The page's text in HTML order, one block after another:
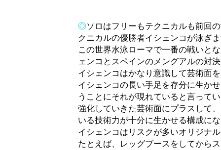
◎ソロはフリーもテクニカルも前回
クニカルの優勝者イシェンコが泳ぎ
この世界水泳ローマで一番の戦いと
ェンコとスペインのメングアルの対
イシェンコはかなり意識して芸術面
イシェンコの長い手足を存分に生か
うことにそれが現れていると言って
強化していきた芸術面にプラスして
いる技術力が十分に生かせる構成に
イシェンコはリスクが多いオリジナ
たとえば、レッグブースをしてから